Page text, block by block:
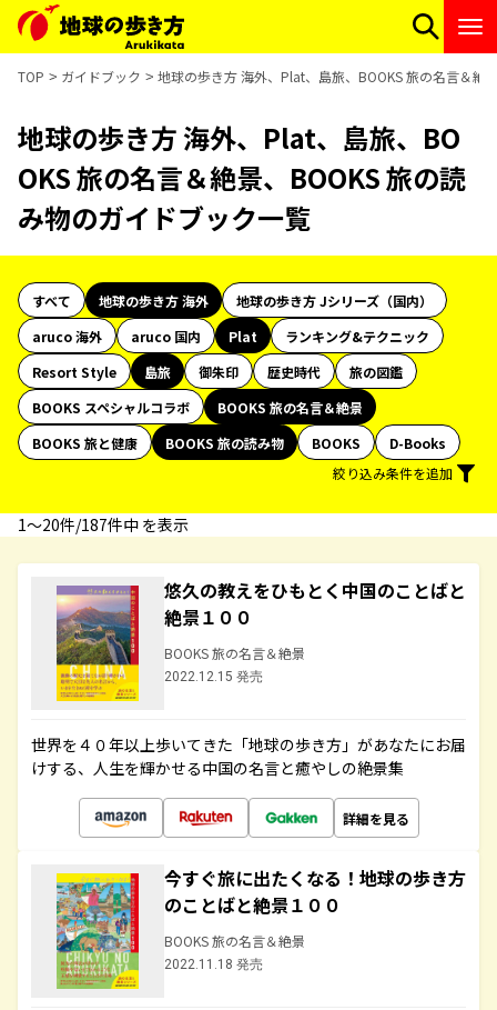
TOP ガイドブック 地球の歩き方 海外、Plat、島旅、BOOKS 旅の名言＆絶
地球の歩き方 海外、Plat、島旅、BO
OKS 旅の名言＆絶景、BOOKS 旅の読
み物のガイドブック一覧
すべて 地球の歩き方 海外
地球の歩き方 Jシリーズ（国内）
aruco 海外
aruco 国内 Plat
ランキング&テクニック
Resort Style
島旅 御朱印 歴史時代
旅の図鑑
BOOKS スペシャルコラボ
BOOKS 旅の名言＆絶景
BOOKS 旅と健康
BOOKS 旅の読み物 BOOKS
D-Books
絞り込み条件を追加
1〜20件/187件中 を表示
悠久の教えをひもとく中国のことばと
絶景１００
BOOKS 旅の名言＆絶景
2022.12.15 発売
世界を４０年以上歩いてきた「地球の歩き方」があなたにお届
けする、人生を輝かせる中国の名言と癒やしの絶景集
詳細を見る
今すぐ旅に出たくなる！地球の歩き方
のことばと絶景１００
BOOKS 旅の名言＆絶景
2022.11.18 発売